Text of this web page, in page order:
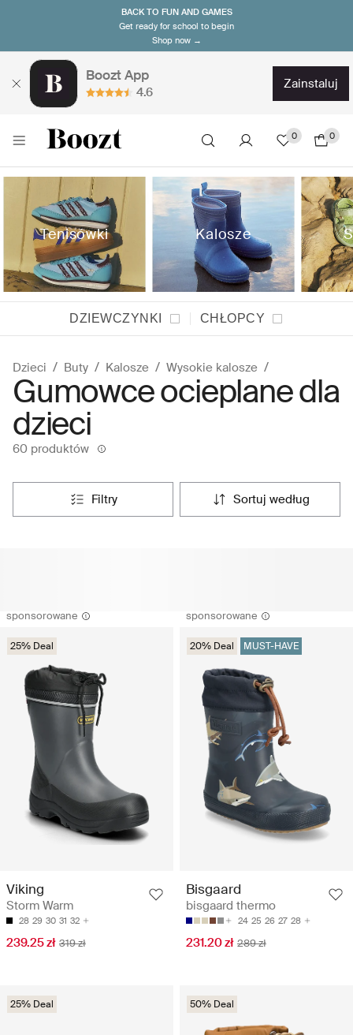
BACK TO FUN AND GAMES
Get ready for school to begin
Shop now →
Boozt App
4.6
zainstaluj
0 0
Tenisówki Kalosze
DZIEWCZYNKI CHŁOPCY
Dzieci Buty Kalosze Wysokie kalosze
Gumowce ocieplane dla
dzieci
60 produktów
filtry sortuj według
sponsorowane
25% Deal
Viking
Storm Warm
28 29 30 31 32
239.25 zł 319 zł
sponsorowane
20% Deal MUST-HAVE
Bisgaard
bisgaard thermo
24 25 26 27 28
231.20 zł 289 zł
25% Deal 50% Deal